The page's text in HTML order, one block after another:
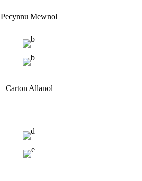
Pecynnu Mewnol
Carton Allanol